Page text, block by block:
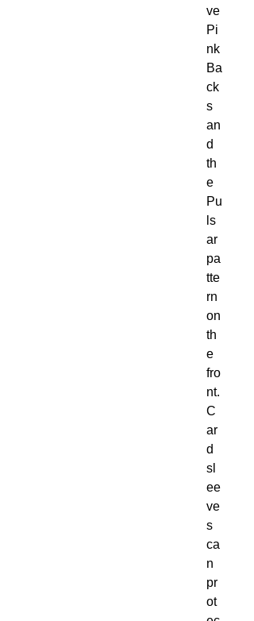
ve
Pi
nk
Ba
ck
s
an
d
th
e
Pu
ls
ar
pa
tte
rn
on
th
e
fro
nt.
C
ar
d
sl
ee
ve
s
ca
n
pr
ot